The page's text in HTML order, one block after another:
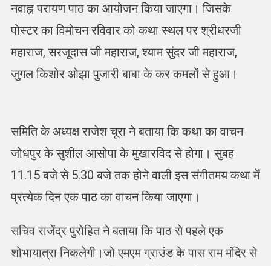
नवाह्न परायण पाठ का आयोजन किया जाएगा। जिसके
पोस्टर का विमोचन रविवार को कथा स्थल पर श्रीधरजी
महाराज, सरजूदास जी महाराज, श्याम सुंदर जी महाराज,
जुगल किशोर ओझा पुजारी बाबा के कर कमलों से हुआ।
समिति के अध्यक्ष राजेश चूरा ने बताया कि कथा का वाचन
जोधपुर के सुशील आसोपा के मुखारविद से होगा। सुबह
11.15 बजे से 5.30 बजे तक होने वाली इस संगीतमय कथा में
प्रत्येक दिन एक पाठ का वाचन किया जाएगा।
सचिव राजेंद्र पुरोहित ने बताया कि पाठ से पहले एक
शोभायात्रा निकलेगी।जो एमएम ग्राउंड के पास राम मंदिर से